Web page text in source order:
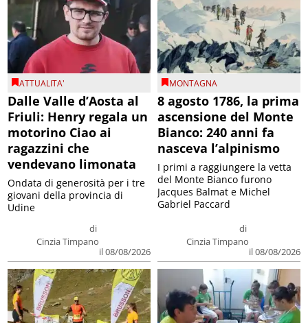
ATTUALITA'
Dalle Valle d’Aosta al
Friuli: Henry regala un
motorino Ciao ai
ragazzini che
vendevano limonata
di
Cinzia Timpano
il 08/08/2026
Ondata di generosità per i tre
giovani della provincia di
Udine
MONTAGNA
8 agosto 1786, la prima
ascensione del Monte
Bianco: 240 anni fa
nasceva l’alpinismo
di
Cinzia Timpano
il 08/08/2026
I primi a raggiungere la vetta
del Monte Bianco furono
Jacques Balmat e Michel
Gabriel Paccard